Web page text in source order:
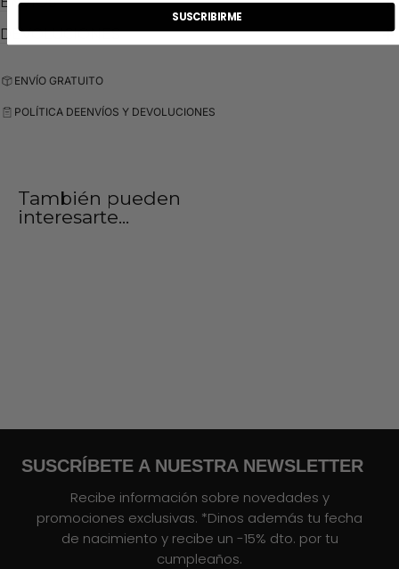
Planchar y lavar del revés.
DEVOLUCIONES
ENVÍO GRATUITO
POLÍTICA DEENVÍOS Y DEVOLUCIONES
También pueden
interesarte...
SUSCRÍBETE A NUESTRA NEWSLETTER
Recibe información sobre novedades y
promociones exclusivas. *Dinos además tu fecha
de nacimiento y recibe un -15% dto. por tu
cumpleaños.
SUSCRIBIRME